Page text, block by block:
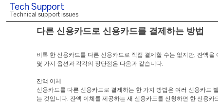
Tech Support
Technical support issues
다른 신용카드로 신용카드를 결제하는 방법
비록 한 신용카드를 다른 신용카드로 직접 결제할 수는 없지만, 잔액을
몇 가지 옵션과 각각의 장단점은 다음과 같습니다.
잔액 이체
신용카드를 다른 신용카드로 결제하는 한 가지 방법은 여러 신용카드
는 것입니다. 잔액 이체를 제공하는 새 신용카드를 신청하면 한 신용카